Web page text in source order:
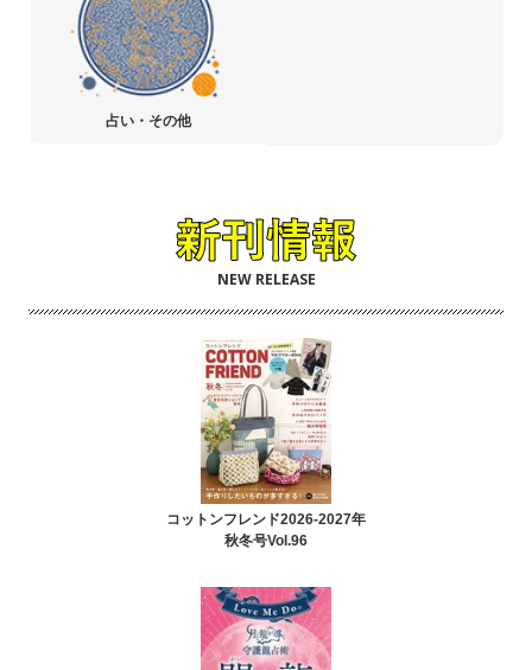
占い・その他
NEW RELEASE
コットンフレンド2026-2027年
秋冬号Vol.96